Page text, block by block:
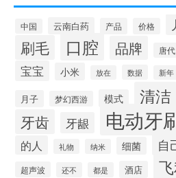
中国 云南白药 产品 价格
刷毛 口腔 品牌 唐代
宝宝 小米 放在 数据 新年
月子 梦幻西游 模式 清洁
牙齿 牙龈 电动牙
的人 礼物 纳米 细菌 自
超声波 还不 都是 酒店